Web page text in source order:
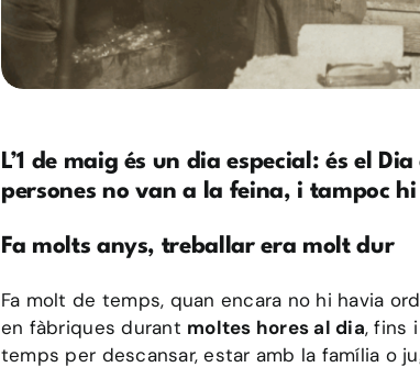
L’1 de maig és un dia especial: és el Dia
persones no van a la feina, i tampoc
Fa molts anys, treballar era molt dur
Fa molt de temps, quan encara no hi havia
en fàbriques durant moltes hores al dia, fins
temps per descansar, estar amb la família o